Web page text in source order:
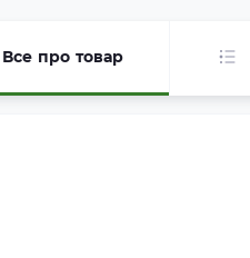
Все про товар